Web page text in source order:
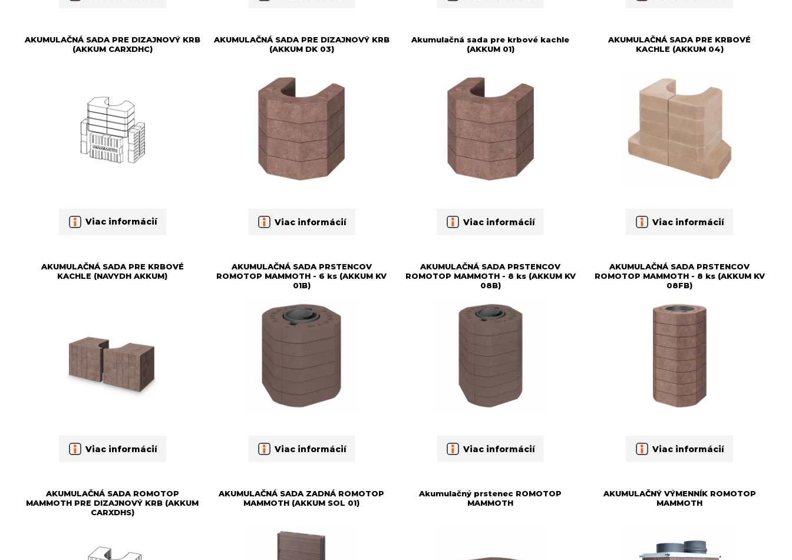
AKUMULAČNÁ SADA PRE DIZAJNOVÝ KRB
(AKKUM CARXDHC)
Viac informácií
AKUMULAČNÁ SADA PRE DIZAJNOVÝ KRB
(AKKUM DK 03)
Viac informácií
Akumulačná sada pre krbové kachle
(AKKUM 01)
Viac informácií
AKUMULAČNÁ SADA PRE KRBOVÉ
KACHLE (AKKUM 04)
Viac informácií
AKUMULAČNÁ SADA PRE KRBOVÉ
KACHLE (NAVYDH AKKUM)
Viac informácií
AKUMULAČNÁ SADA PRSTENCOV
ROMOTOP MAMMOTH - 6 ks (AKKUM KV
01B)
Viac informácií
AKUMULAČNÁ SADA PRSTENCOV
ROMOTOP MAMMOTH - 8 ks (AKKUM KV
08B)
Viac informácií
AKUMULAČNÁ SADA PRSTENCOV
ROMOTOP MAMMOTH - 8 ks (AKKUM KV
08FB)
Viac informácií
AKUMULAČNÁ SADA ROMOTOP
MAMMOTH PRE DIZAJNOVÝ KRB (AKKUM
CARXDHS)
AKUMULAČNÁ SADA ZADNÁ ROMOTOP
MAMMOTH (AKKUM SOL 01)
Akumulačný prstenec ROMOTOP
MAMMOTH
AKUMULAČNÝ VÝMENNÍK ROMOTOP
MAMMOTH